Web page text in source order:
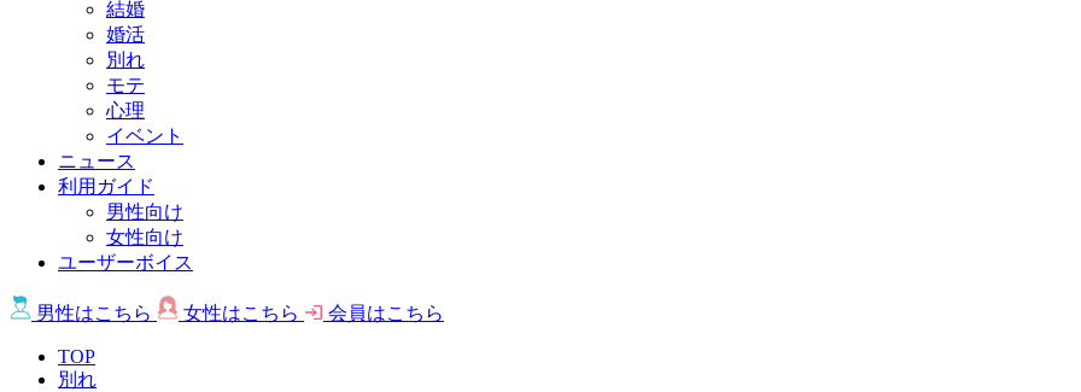
結婚
婚活
別れ
モテ
心理
イベント
ニュース
利用ガイド
男性向け
女性向け
ユーザーボイス
男性はこちら 女性はこちら 会員はこちら
TOP
別れ